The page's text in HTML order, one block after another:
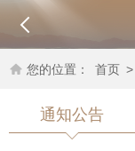
您的位置： 首页 >
通知公告